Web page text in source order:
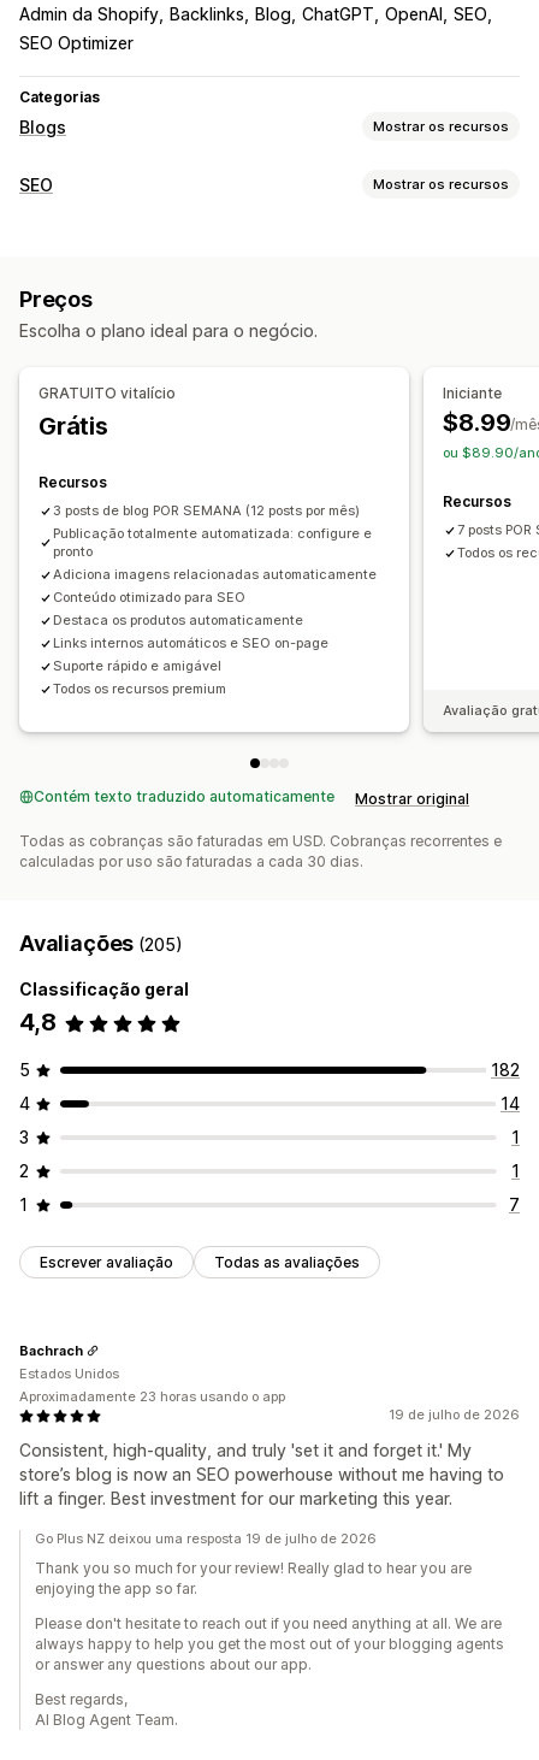
Admin da Shopify Backlinks Blog ChatGPT OpenAI
SEO
SEO Optimizer
Categorias
Blogs Mostrar os recursos
Criação de conteúdo
SEO
Análise de SEO
Tags de anúncios
SEO Mostrar os recursos
Geração por IA
Automações
Relatórios
Preços
Escolha o plano ideal para o negócio.
GRATUITO vitalício
Grátis
Recursos
3 posts de blog POR SEMANA (12 posts por mês)
Publicação totalmente automatizada: configure e
pronto
Adiciona imagens relacionadas automaticamente
Conteúdo otimizado para SEO
Destaca os produtos automaticamente
Links internos automáticos e SEO on-page
Suporte rápido e amigável
Todos os recursos premium
Iniciante
$8.99/
ou $89.90/
Recursos
7 posts
Todos os
Avaliação
Contém texto traduzido automaticamente Mostrar original
Todas as cobranças são faturadas em USD. Cobranças recorrentes e
calculadas por uso são faturadas a cada 30 dias.
Avaliações (205)
Classificação geral
4,8
5
182
4
14
3
1
2
1
1
7
Escrever avaliação Todas as avaliações
19 de julho de 2026
Consistent, high-quality, and truly 'set it and forget it.' My
store’s blog is now an SEO powerhouse without me having to
lift a finger. Best investment for our marketing this year.
Bachrach
Estados Unidos
Aproximadamente 23 horas usando o app
Go Plus NZ deixou uma resposta 19 de julho de 2026
Thank you so much for your review! Really glad to hear you are
enjoying the app so far.
Please don't hesitate to reach out if you need anything at all. We are
always happy to help you get the most out of your blogging agents
or answer any questions about our app.
Best regards,
AI Blog Agent Team.